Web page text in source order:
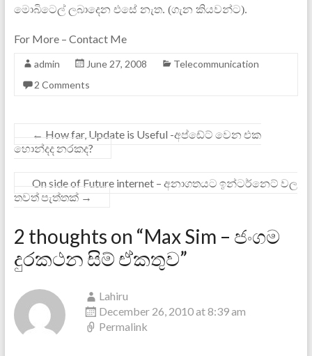
මොබිටෙල් ලබාදෙන එසේ නැත. (ගැන කිය‍වන්ට).
For More – Contact Me
admin June 27, 2008
Telecommunication
2 Comments
← How far, Update is Useful -අප්ඩේට් ‍වෙන එක
හොන්දද නරකද?
On side of Future internet – අනාගතයට ඉන්ටර්නෙට් වල
තවත් පැත්තක් →
2 thoughts on “Max Sim – ජංගම
දුරකථන සිම් ඒකතුව”
Lahiru
December 26, 2010 at 8:39 am
Permalink